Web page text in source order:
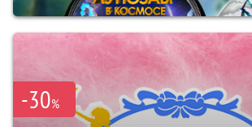
-30%